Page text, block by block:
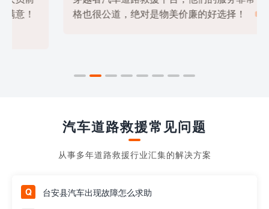
格也很公道，绝对是物美价廉的好选择！

汽车道路救援常见问题
从事多年道路救援行业汇集的解决方案
台安县汽车出现故障怎么求助